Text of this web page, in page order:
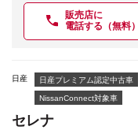
販売店に
電話する（無料）
日産 日産プレミアム認定中古車
NissanConnect対象車
セレナ